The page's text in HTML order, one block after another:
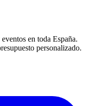
en toda España.
personalizado.